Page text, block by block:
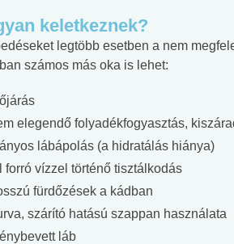
keletkeznek?
legtöbb esetben a nem
számos más oka is lehet:
elegendő folyadékfogyasztás,
lábápolás (a hidratálás hiánya)
forró vízzel történő tisztálkodás
fürdőzések a kádban
szárító hatású szappan használata
láb